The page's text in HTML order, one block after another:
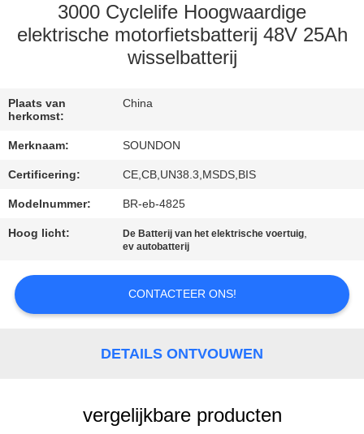
FABRIEKSREIS
VERZOEK
OM EEN
SITEMAP
PRIVACYBELEID
3000 Cyclelife Hoogwaardige
elektrische motorfietsbatterij 48V 25Ah
wisselbatterij
Plaats van
herkomst:
China
Merknaam: SOUNDON
Certificering: CE,CB,UN38.3,MSDS,BIS
Modelnummer: BR-eb-4825
Hoog licht: De Batterij van het elektrische voertuig,
ev autobatterij
CONTACTEER ONS!
DETAILS ONTVOUWEN
vergelijkbare producten